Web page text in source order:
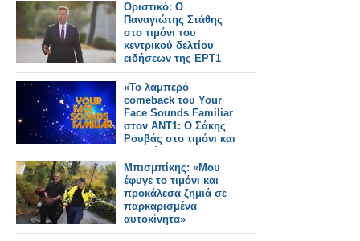
Οριστικό: Ο
Παναγιώτης Στάθης
στο τιμόνι του
κεντρικού δελτίου
ειδήσεων της ΕΡΤ1
«Το λαμπερό
comeback του Your
Face Sounds Familiar
στον ΑΝΤ1: Ο Σάκης
Ρουβάς στο τιμόνι και
οι πρώτες
συμμετοχές
κλειδώνουν»
Μπισμπίκης: «Μου
έφυγε το τιμόνι και
προκάλεσα ζημιά σε
παρκαρισμένα
αυτοκίνητα»